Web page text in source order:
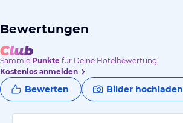
Bewertungen
Sammle Punkte für Deine Hotelbewertung.
Kostenlos anmelden
Bewerten Bilder hochladen